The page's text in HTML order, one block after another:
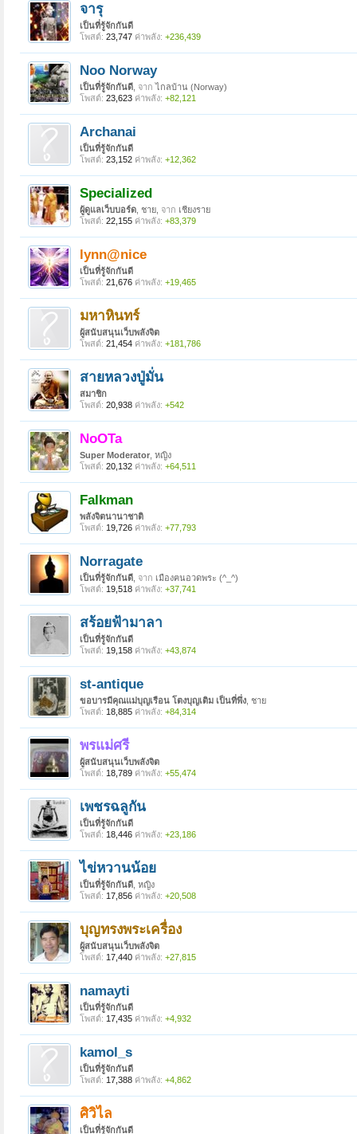
จารุ
เป็นที่รู้จักกันดี
โพสต์: 23,747 ค่าพลัง: +236,439
Noo Norway
เป็นที่รู้จักกันดี จาก ไกลบ้าน (Norway)
โพสต์: 23,623 ค่าพลัง: +82,121
Archanai
เป็นที่รู้จักกันดี
โพสต์: 23,152 ค่าพลัง: +12,362
Specialized
ผู้ดูแลเว็บบอร์ด , ชาย, จาก เชียงราย
โพสต์: 22,155 ค่าพลัง: +83,379
lynn@nice
เป็นที่รู้จักกันดี
โพสต์: 21,676 ค่าพลัง: +19,465
มหาหินทร์
ผู้สนับสนุนเว็บพลังจิต
โพสต์: 21,454 ค่าพลัง: +181,786
สายหลวงปู่มั่น
สมาชิก
โพสต์: 20,938 ค่าพลัง: +542
NoOTa
Super Moderator , หญิง
โพสต์: 20,132 ค่าพลัง: +64,511
Falkman
พลังจิตนานาชาติ
โพสต์: 19,726 ค่าพลัง: +77,793
Norragate
เป็นที่รู้จักกันดี จาก เมืองฅนอวดพระ (^_^)
โพสต์: 19,518 ค่าพลัง: +37,741
สร้อยฟ้ามาลา
เป็นที่รู้จักกันดี
โพสต์: 19,158 ค่าพลัง: +43,874
st-antique
ขอบารมีคุณแม่บุญเรือน โตงบุญเติม เป็นที่พึ่ง , ชาย
โพสต์: 18,885 ค่าพลัง: +84,314
พรแม่ศรี
ผู้สนับสนุนเว็บพลังจิต
โพสต์: 18,789 ค่าพลัง: +55,474
เพชรฉลูกัน
เป็นที่รู้จักกันดี
โพสต์: 18,446 ค่าพลัง: +23,186
ไข่หวานน้อย
เป็นที่รู้จักกันดี , หญิง
โพสต์: 17,856 ค่าพลัง: +20,508
บุญทรงพระเครื่อง
ผู้สนับสนุนเว็บพลังจิต
โพสต์: 17,440 ค่าพลัง: +27,815
namayti
เป็นที่รู้จักกันดี
โพสต์: 17,435 ค่าพลัง: +4,932
kamol_s
เป็นที่รู้จักกันดี
โพสต์: 17,388 ค่าพลัง: +4,862
ศิวิไล
เป็นที่รู้จักกันดี